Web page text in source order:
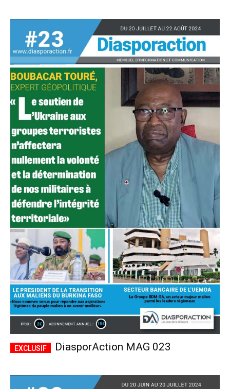
DiasporAction MAG 023